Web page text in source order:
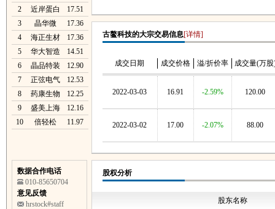
2
近岸蛋白
17.51
3
晶华微
17.36
4
海正生材
17.36
5
华大智造
14.51
6
晶品特装
12.90
7
正弦电气
12.53
8
药康生物
12.25
9
盛美上海
12.16
10
倍轻松 11.97
数据合作电话
010-85650704
意见反馈
hrstock#staff
古鳌科技的大宗交易信息[详情]
成交日期 成交价格 溢/折价率 成交量(万股
2022-03-03 16.91 -2.59% 120.00
2022-03-02 17.00 -2.07% 88.00
股权分析
股东名称